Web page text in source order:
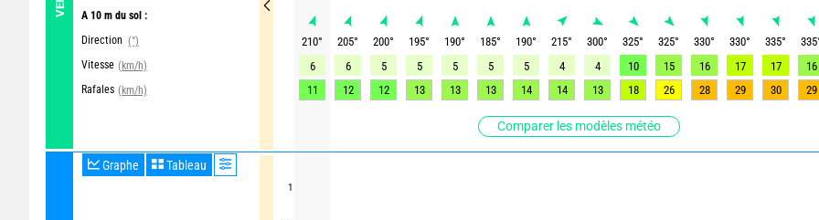
A 10 m du sol :
Direction (°)
Vitesse (km/h)
Rafales (km/h)
Comparer les modèles météo
Graphe Tableau
1
210° 205° 200° 195° 190° 185° 190° 215° 300° 325° 325° 330° 330° 335° 335
6
6 5 5 5 5 5 4 4 10 15 16 17 17 16
11
12 12 13 13 13 14 14 13 18 26 28 29 30 29